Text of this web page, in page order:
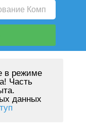
в режиме
Часть
данных